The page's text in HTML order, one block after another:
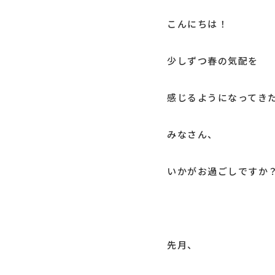
こんにちは！
少しずつ春の気配を
感じるようになってき
みなさん、
いかがお過ごしですか？
先月、